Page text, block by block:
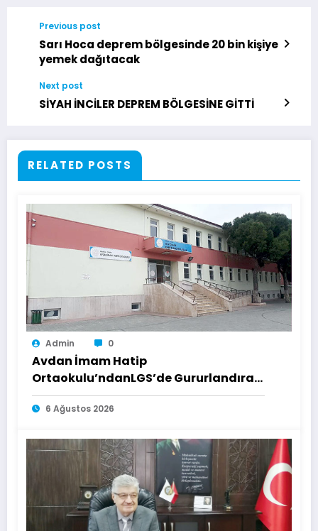
Previous post
Sarı Hoca deprem bölgesinde 20 bin kişiye
yemek dağıtacak
Next post
SİYAH İNCİLER DEPREM BÖLGESİNE GİTTİ
RELATED POSTS
Admin 0
Avdan İmam Hatip
Ortaokulu’ndanLGS’de Gururlandıran
Başarı
6 Ağustos 2026